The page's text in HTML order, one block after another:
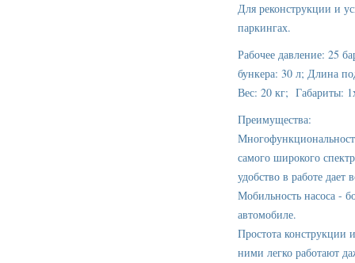
Для реконструкции и
паркингах.
Рабочее давление: 25
бункера: 30 л; Длина
Вес: 20 кг; Габариты:
Преимущества:
самого широкого
удобство в работе
Мобильность насоса -
автомобиле.
Простота конструкции
ними легко работают